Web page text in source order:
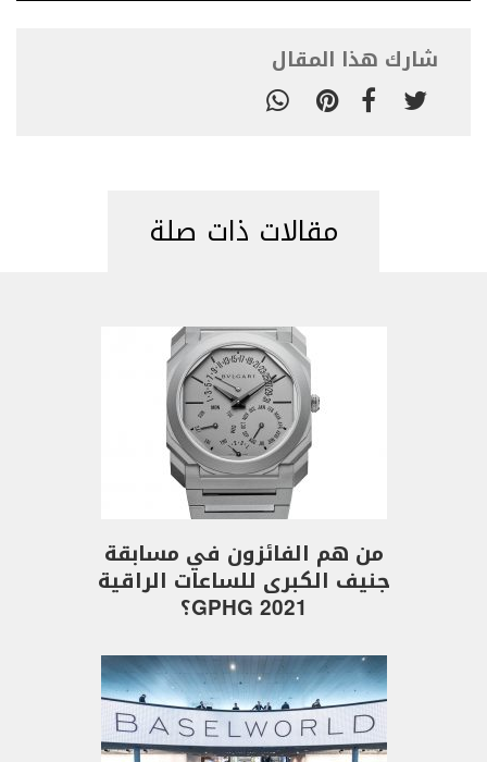
شارك هذا المقال
مقالات ذات صلة
من هم الفائزون في مسابقة
جنيف الكبرى للساعات الراقية
GPHG 2021؟